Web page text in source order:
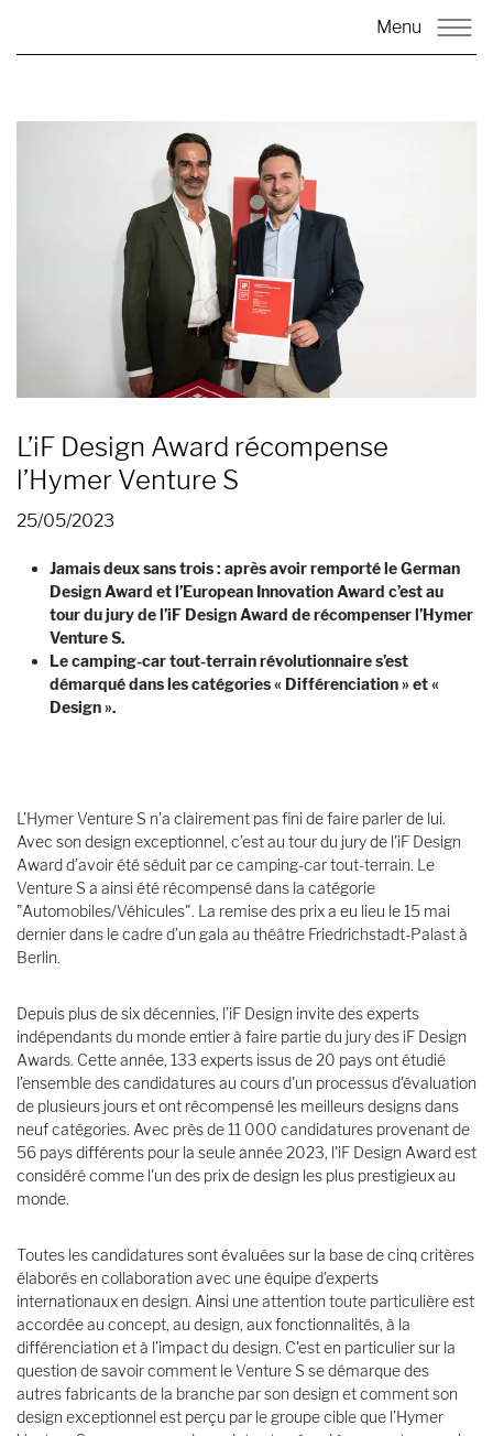
Menu
L’iF Design Award récompense
l’Hymer Venture S
25/05/2023
Jamais deux sans trois : après avoir remporté le German
Design Award et l’European Innovation Award c’est au
tour du jury de l’iF Design Award de récompenser l’Hymer
Venture S.
Le camping-car tout-terrain révolutionnaire s’est
démarqué dans les catégories « Différenciation » et «
Design ».
L’Hymer Venture S n'a clairement pas fini de faire parler de lui.
Avec son design exceptionnel, c’est au tour du jury de l'iF Design
Award d’avoir été séduit par ce camping-car tout-terrain. Le
Venture S a ainsi été récompensé dans la catégorie
"Automobiles/Véhicules". La remise des prix a eu lieu le 15 mai
dernier dans le cadre d’un gala au théâtre Friedrichstadt-Palast à
Berlin.
Depuis plus de six décennies, l’iF Design invite des experts
indépendants du monde entier à faire partie du jury des iF Design
Awards. Cette année, 133 experts issus de 20 pays ont étudié
l’ensemble des candidatures au cours d'un processus d'évaluation
de plusieurs jours et ont récompensé les meilleurs designs dans
neuf catégories. Avec près de 11 000 candidatures provenant de
56 pays différents pour la seule année 2023, l'iF Design Award est
considéré comme l'un des prix de design les plus prestigieux au
monde.
Toutes les candidatures sont évaluées sur la base de cinq critères
élaborés en collaboration avec une équipe d'experts
internationaux en design. Ainsi une attention toute particulière est
accordée au concept, au design, aux fonctionnalités, à la
différenciation et à l'impact du design. C'est en particulier sur la
question de savoir comment le Venture S se démarque des
autres fabricants de la branche par son design et comment son
design exceptionnel est perçu par le groupe cible que l’Hymer